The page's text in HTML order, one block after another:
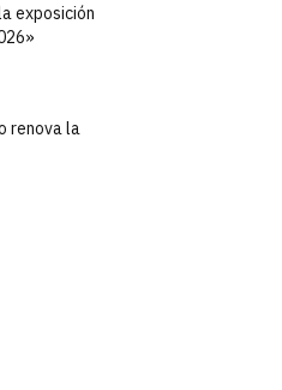
exposición
renova la